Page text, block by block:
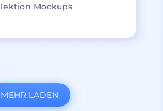
Mockups
MEHR LADEN